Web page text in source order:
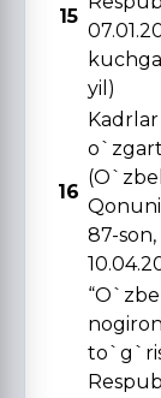
15
yil)
16
87-